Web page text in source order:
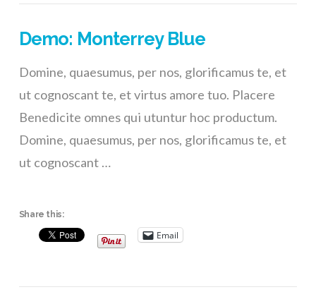
Demo: Monterrey Blue
Domine, quaesumus, per nos, glorificamus te, et
ut cognoscant te, et virtus amore tuo. Placere
Benedicite omnes qui utuntur hoc productum.
Domine, quaesumus, per nos, glorificamus te, et
ut cognoscant …
Share this:
Email